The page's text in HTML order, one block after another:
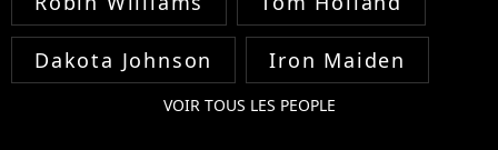
Dakota Johnson Iron Maiden
VOIR TOUS LES PEOPLE